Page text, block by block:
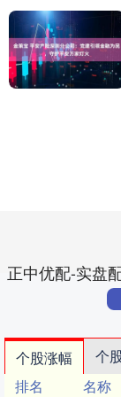
正中优配-实盘
个股涨幅 个
排名
名称